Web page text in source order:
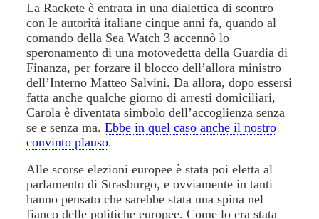
La Rackete è entrata in una dialettica di scontro
con le autorità italiane cinque anni fa, quando al
comando della Sea Watch 3 accennò lo
speronamento di una motovedetta della Guardia di
Finanza, per forzare il blocco dell’allora ministro
dell’Interno Matteo Salvini. Da allora, dopo essersi
fatta anche qualche giorno di arresti domiciliari,
Carola è diventata simbolo dell’accoglienza senza
se e senza ma.Ebbe in quel caso anche il nostro
convinto plauso.
Alle scorse elezioni europee è stata poi eletta al
parlamento di Strasburgo, e ovviamente in tanti
hanno pensato che sarebbe stata una spina nel
fianco delle politiche europee. Come lo era stata